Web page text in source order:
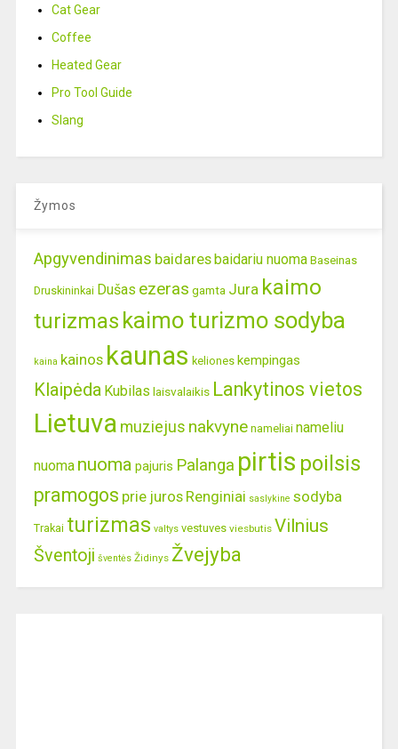
Cat Gear
Coffee
Heated Gear
Pro Tool Guide
Slang
Žymos
Apgyvendinimas baidares baidariu nuoma Baseinas
Druskininkai Dušas ezeras gamta Jura kaimo
turizmas kaimo turizmo sodyba
kaina kainos kaunas keliones kempingas
Klaipėda Kubilas laisvalaikis Lankytinos vietos
Lietuva muziejus nakvyne nameliai nameliu
nuoma nuoma pajuris Palanga pirtis poilsis
pramogos prie juros Renginiai saslykine sodyba
Trakai turizmas valtys vestuves viesbutis Vilnius
Šventoji šventės Židinys Žvejyba